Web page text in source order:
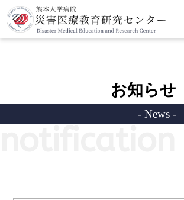
お知らせ
- News -